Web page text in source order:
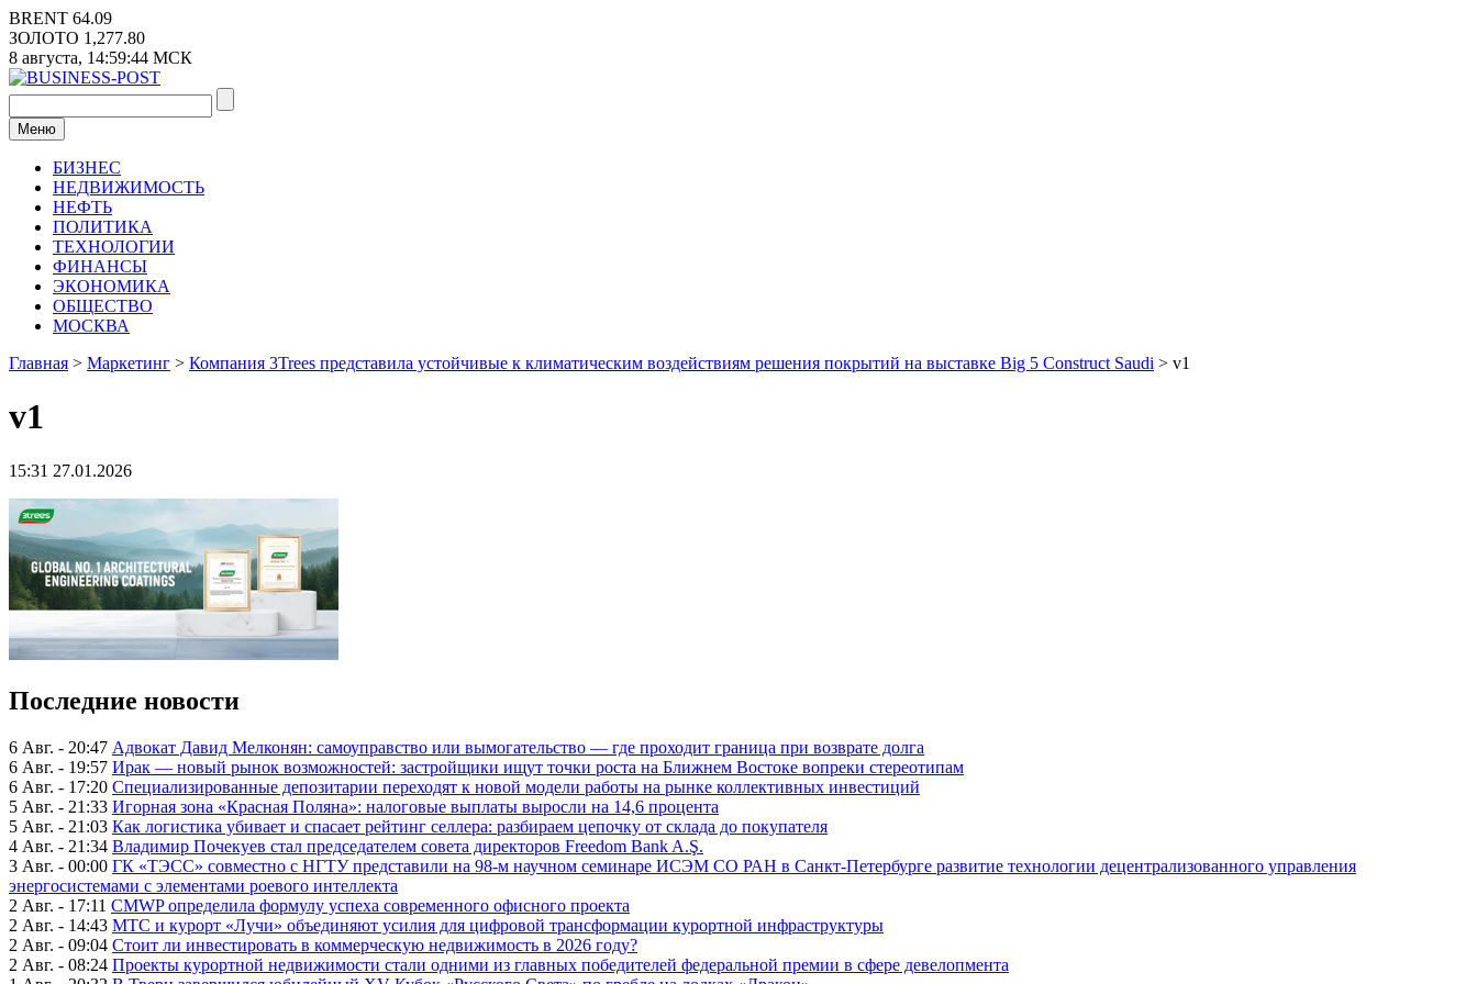
Перейти
к
содержимому
BRENT 64.09
ЗОЛОТО 1,277.80
8 августа, 14:59:44 МСК
Меню
БИЗНЕС
НЕДВИЖИМОСТЬ
НЕФТЬ
ПОЛИТИКА
ТЕХНОЛОГИИ
ФИНАНСЫ
ЭКОНОМИКА
ОБЩЕСТВО
МОСКВА
Главная > Маркетинг > Компания 3Trees представила устойчивые к климатическим воздействиям решения покрытий на выставке Big 5 Construct Saudi > v1
v1
15:31 27.01.2026
Последние новости
6 Авг. - 20:47 Адвокат Давид Мелконян: самоуправство или вымогательство — где проходит граница при возврате долга
6 Авг. - 19:57 Ирак — новый рынок возможностей: застройщики ищут точки роста на Ближнем Востоке вопреки стереотипам
6 Авг. - 17:20 Специализированные депозитарии переходят к новой модели работы на рынке коллективных инвестиций
5 Авг. - 21:33 Игорная зона «Красная Поляна»: налоговые выплаты выросли на 14,6 процента
5 Авг. - 21:03 Как логистика убивает и спасает рейтинг селлера: разбираем цепочку от склада до покупателя
4 Авг. - 21:34 Владимир Почекуев стал председателем совета директоров Freedom Bank A.Ş.
3 Авг. - 00:00 ГК «ТЭСС» совместно с НГТУ представили на 98-м научном семинаре ИСЭМ СО РАН в Санкт-Петербурге развитие технологии децентрализованного управления
энергосистемами с элементами роевого интеллекта
2 Авг. - 17:11 CMWP определила формулу успеха современного офисного проекта
2 Авг. - 14:43 МТС и курорт «Лучи» объединяют усилия для цифровой трансформации курортной инфраструктуры
2 Авг. - 09:04 Стоит ли инвестировать в коммерческую недвижимость в 2026 году?
2 Авг. - 08:24 Проекты курортной недвижимости стали одними из главных победителей федеральной премии в сфере девелопмента